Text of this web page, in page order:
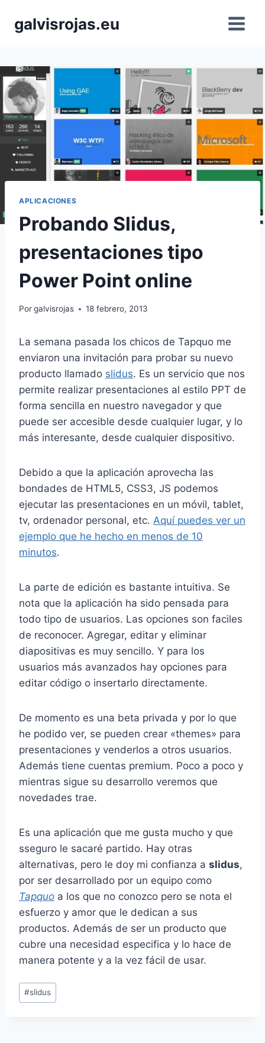
galvisrojas.eu
APLICACIONES
Probando Slidus,
presentaciones tipo
Power Point online
Porgalvisrojas 18 febrero, 2013
La semana pasada los chicos de Tapquo me
enviaron una invitación para probar su nuevo
producto llamado slidus. Es un servicio que nos
permite realizar presentaciones al estilo PPT de
forma sencilla en nuestro navegador y que
puede ser accesible desde cualquier lugar, y lo
más interesante, desde cualquier dispositivo.
Debido a que la aplicación aprovecha las
bondades de HTML5, CSS3, JS podemos
ejecutar las presentaciones en un móvil, tablet,
tv, ordenador personal, etc. Aquí puedes ver un
ejemplo que he hecho en menos de 10
minutos.
La parte de edición es bastante intuitiva. Se
nota que la aplicación ha sido pensada para
todo tipo de usuarios. Las opciones son faciles
de reconocer. Agregar, editar y eliminar
diapositivas es muy sencillo. Y para los
usuarios más avanzados hay opciones para
editar código o insertarlo directamente.
De momento es una beta privada y por lo que
he podido ver, se pueden crear «themes» para
presentaciones y venderlos a otros usuarios.
Además tiene cuentas premium. Poco a poco y
mientras sigue su desarrollo veremos que
novedades trae.
Es una aplicación que me gusta mucho y que
sseguro le sacaré partido. Hay otras
alternativas, pero le doy mi confianza a slidus,
por ser desarrollado por un equipo como
Tapquo a los que no conozco pero se nota el
esfuerzo y amor que le dedican a sus
productos. Además de ser un producto que
cubre una necesidad especifica y lo hace de
manera potente y a la vez fácil de usar.
Etiquetas
de
#slidus